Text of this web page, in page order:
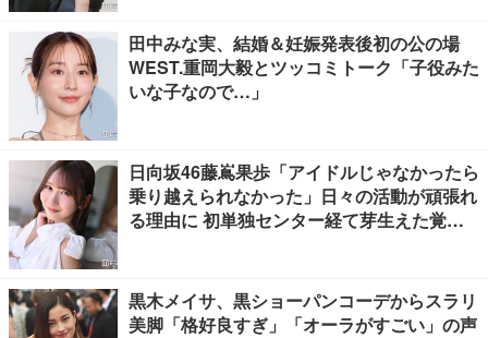
田中みな実、結婚＆妊娠発表後初の公の場
WEST.重岡大毅とツッコミトーク「子役みた
いな子なので…」
日向坂46藤嶌果歩「アイドルじゃなかったら
乗り越えられなかった」日々の活動が頑張れ
る理由に 初単独センター経て芽生えた覚悟
黒木メイサ、黒ショーパンコーデからスラリ
美脚「格好良すぎ」「オーラがすごい」の声